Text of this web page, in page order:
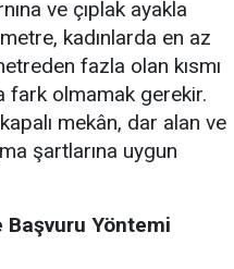
ve çıplak ayakla
kadınlarda en az
fazla olan kısmı
fark olmamak gerekir.
mekân, dar alan ve
şartlarına uygun
Başvuru Yöntemi